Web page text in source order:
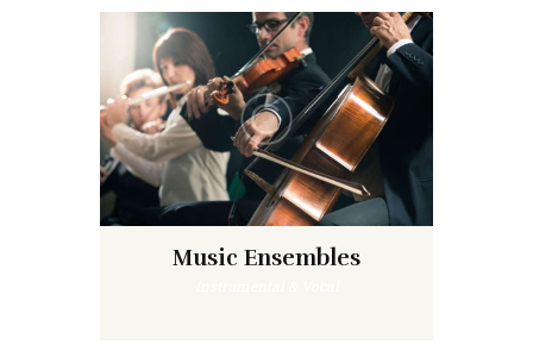
Music Ensembles